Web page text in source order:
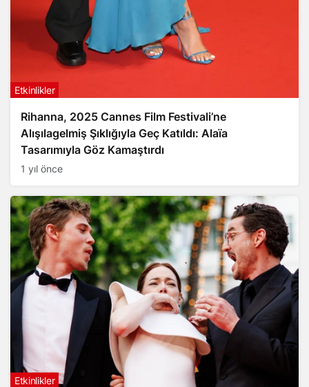
Rihanna, 2025 Cannes Film Festivali’ne
Alışılagelmiş Şıklığıyla Geç Katıldı: Alaïa
Tasarımıyla Göz Kamaştırdı
Etkinlikler
1 yıl önce
Etkinlikler